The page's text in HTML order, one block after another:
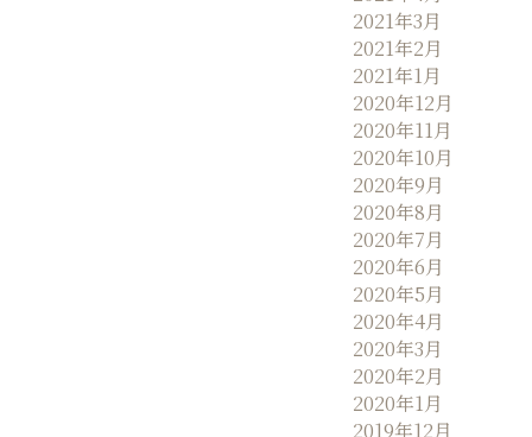
2021年3月
2021年2月
2021年1月
2020年12月
2020年11月
2020年10月
2020年9月
2020年8月
2020年7月
2020年6月
2020年5月
2020年4月
2020年3月
2020年2月
2020年1月
2019年12月